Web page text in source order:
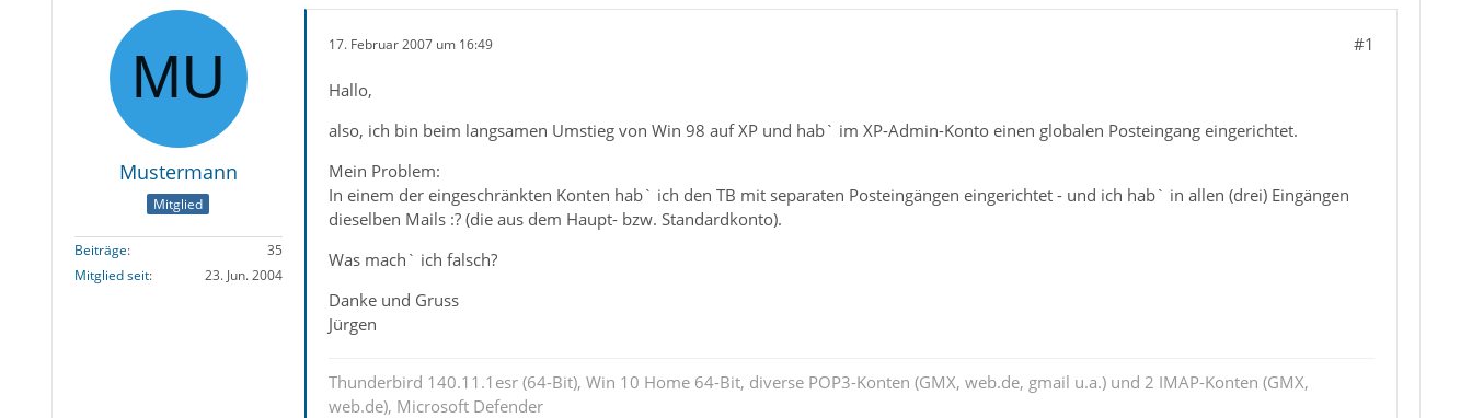
Mustermann
Mitglied
Beiträge
35
Mitglied seit
23. Jun. 2004
17. Februar 2007 um 16:49 #1
Hallo,
also, ich bin beim langsamen Umstieg von Win 98 auf XP und hab` im XP-Admin-Konto einen globalen Posteingang eingerichtet.
Mein Problem:
In einem der eingeschränkten Konten hab` ich den TB mit separaten Posteingängen eingerichtet - und ich hab` in allen (drei) Eingängen
dieselben Mails :? (die aus dem Haupt- bzw. Standardkonto).
Was mach` ich falsch?
Danke und Gruss
Jürgen
Thunderbird 140.11.1esr (64-Bit), Win 10 Home 64-Bit, diverse POP3-Konten (GMX, web.de, gmail u.a.) und 2 IMAP-Konten (GMX,
web.de), Microsoft Defender